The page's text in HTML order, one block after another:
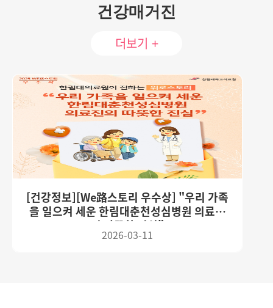
건강매거진
더보기 +
[건강정보][We路스토리 우수상] "우리 가족
을 일으켜 세운 한림대춘천성심병원 의료진
2026-03-11